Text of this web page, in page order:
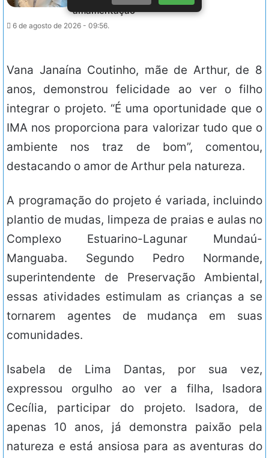
amamentação
6 de agosto de 2026 - 09:56.
Vana Janaína Coutinho, mãe de Arthur, de 8
anos, demonstrou felicidade ao ver o filho
integrar o projeto. “É uma oportunidade que o
IMA nos proporciona para valorizar tudo que o
ambiente nos traz de bom”, comentou,
destacando o amor de Arthur pela natureza.
A programação do projeto é variada, incluindo
plantio de mudas, limpeza de praias e aulas no
Complexo Estuarino-Lagunar Mundaú-
Manguaba. Segundo Pedro Normande,
superintendente de Preservação Ambiental,
essas atividades estimulam as crianças a se
tornarem agentes de mudança em suas
comunidades.
Isabela de Lima Dantas, por sua vez,
expressou orgulho ao ver a filha, Isadora
Cecília, participar do projeto. Isadora, de
apenas 10 anos, já demonstra paixão pela
natureza e está ansiosa para as aventuras do